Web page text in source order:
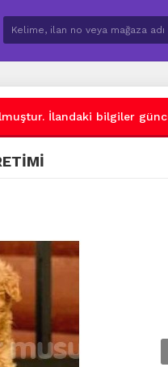
İlandaki bilgiler